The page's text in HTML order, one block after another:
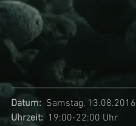
Datum:
  Samstag, 13.08.2016
Uhrzeit: 19:00-22:00 Uhr